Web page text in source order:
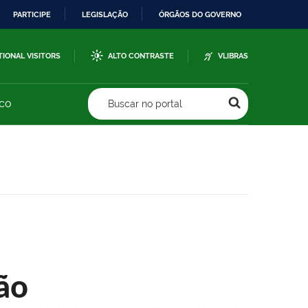
PARTICIPE LEGISLAÇÃO ÓRGÃOS DO GOVERNO
VISITORS ALTO CONTRASTE VLIBRAS
Buscar no portal